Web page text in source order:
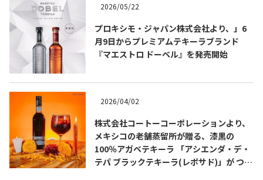
2026/05/22
プロキシモ・ジャパン株式会社より、」6
月9日からプレミアムテキーラブランド
『マエストロ ドーベル』を発売開始
2026/04/02
株式会社コートーコーポレーションより、
メキシコの老舗蒸留所が贈る、漆黒の
100％アガベテキーラ 「アシエンダ・デ・
テパ ブラックテキーラ(レポサド)」が つい